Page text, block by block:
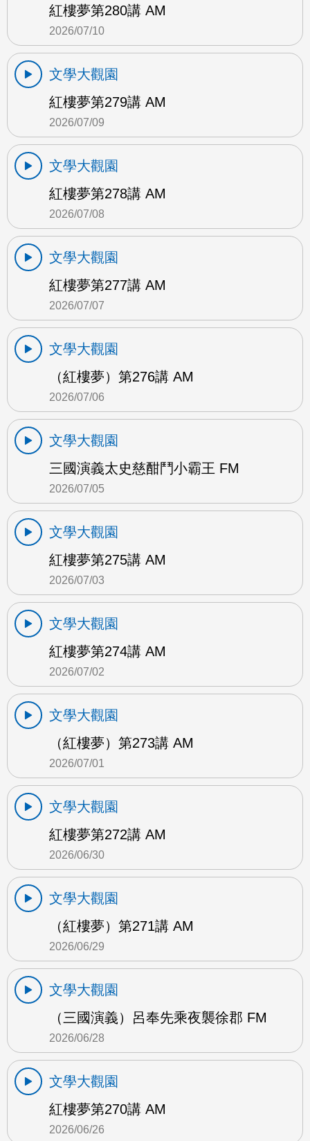
紅樓夢第280講 AM
2026/07/10
文學大觀園
紅樓夢第279講 AM
2026/07/09
文學大觀園
紅樓夢第278講 AM
2026/07/08
文學大觀園
紅樓夢第277講 AM
2026/07/07
文學大觀園
（紅樓夢）第276講 AM
2026/07/06
文學大觀園
三國演義太史慈酣鬥小霸王 FM
2026/07/05
文學大觀園
紅樓夢第275講 AM
2026/07/03
文學大觀園
紅樓夢第274講 AM
2026/07/02
文學大觀園
（紅樓夢）第273講 AM
2026/07/01
文學大觀園
紅樓夢第272講 AM
2026/06/30
文學大觀園
（紅樓夢）第271講 AM
2026/06/29
文學大觀園
（三國演義）呂奉先乘夜襲徐郡 FM
2026/06/28
文學大觀園
紅樓夢第270講 AM
2026/06/26